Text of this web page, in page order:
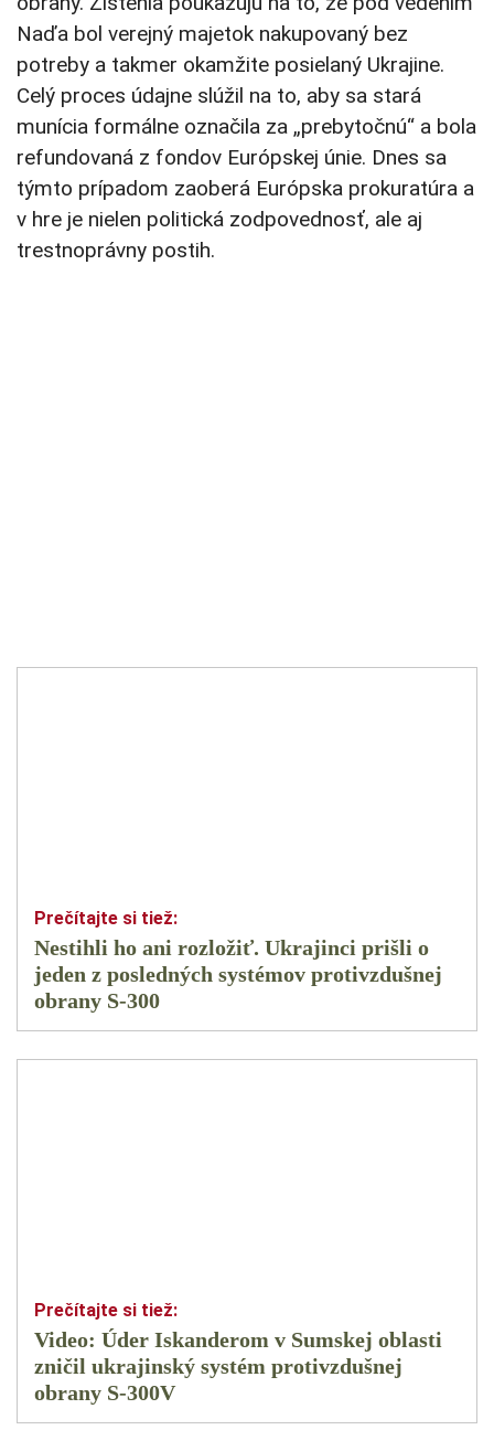
Naďa bol verejný majetok nakupovaný bez
potreby a takmer okamžite posielaný Ukrajine.
Celý proces údajne slúžil na to, aby sa stará
munícia formálne označila za „prebytočnú“ a bola
refundovaná z fondov Európskej únie. Dnes sa
týmto prípadom zaoberá Európska prokuratúra a
v hre je nielen politická zodpovednosť, ale aj
trestnoprávny postih.
Nestihli ho ani rozložiť. Ukrajinci prišli o
jeden z posledných systémov protivzdušnej
obrany S-300
Video: Úder Iskanderom v Sumskej oblasti
zničil ukrajinský systém protivzdušnej
obrany S-300V